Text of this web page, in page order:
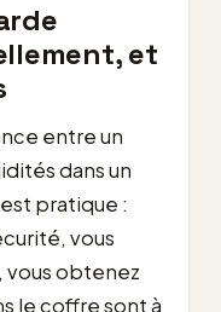
et
entre un
dans un
pratique :
vous
vous obtenez
le coffre sont à